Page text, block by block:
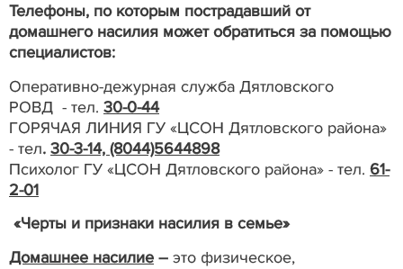
Телефоны, по которым пострадавший от
домашнего насилия может обратиться за помощью
специалистов:
Оперативно-дежурная служба Дятловского
РОВД - тел. 30-0-44
ГОРЯЧАЯ ЛИНИЯ ГУ «ЦСОН Дятловского района»
- тел. 30-3-14, (8044)5644898
Психолог ГУ «ЦСОН Дятловского района» - тел. 61-
2-01
«Черты и признаки насилия в семье»
Домашнее насилие – это физическое,